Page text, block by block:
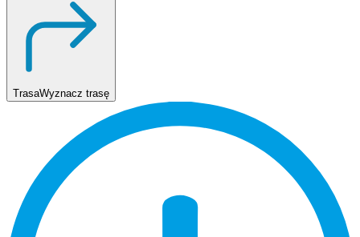
TrasaWyznacz trasę